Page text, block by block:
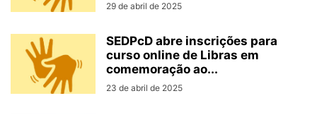
29 de abril de 2025
SEDPcD abre inscrições para
curso online de Libras em
comemoração ao...
23 de abril de 2025